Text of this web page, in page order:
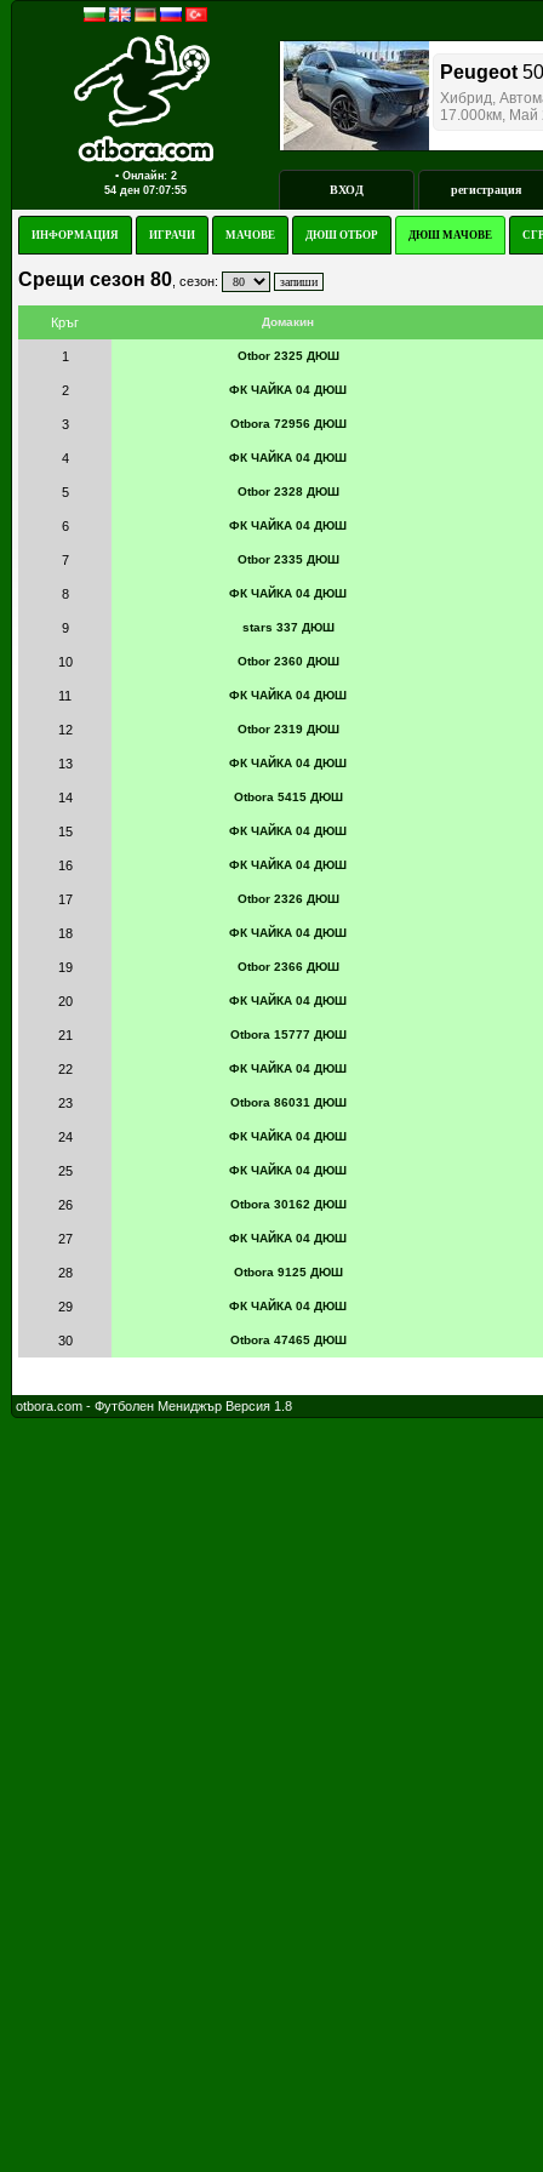
▪ Онлайн: 2
54 ден 07:07:55 ВХОД регистрация
ИНФОРМАЦИЯ ИГРАЧИ МАЧОВЕ ДЮШ ОТБОР ДЮШ МАЧОВЕ
Срещи сезон 80 , сезон:
Кръг Домакин
1 Otbor 2325 ДЮШ
2 ФК ЧАЙКА 04 ДЮШ
3 Otbora 72956 ДЮШ
4 ФК ЧАЙКА 04 ДЮШ
5 Otbor 2328 ДЮШ
6 ФК ЧАЙКА 04 ДЮШ
7 Otbor 2335 ДЮШ
8 ФК ЧАЙКА 04 ДЮШ
9 stars 337 ДЮШ
10 Otbor 2360 ДЮШ
11 ФК ЧАЙКА 04 ДЮШ
12 Otbor 2319 ДЮШ
13 ФК ЧАЙКА 04 ДЮШ
14 Otbora 5415 ДЮШ
15 ФК ЧАЙКА 04 ДЮШ
16 ФК ЧАЙКА 04 ДЮШ
17 Otbor 2326 ДЮШ
18 ФК ЧАЙКА 04 ДЮШ
19 Otbor 2366 ДЮШ
20 ФК ЧАЙКА 04 ДЮШ
21 Otbora 15777 ДЮШ
22 ФК ЧАЙКА 04 ДЮШ
23 Otbora 86031 ДЮШ
24 ФК ЧАЙКА 04 ДЮШ
25 ФК ЧАЙКА 04 ДЮШ
26 Otbora 30162 ДЮШ
27 ФК ЧАЙКА 04 ДЮШ
28 Otbora 9125 ДЮШ
29 ФК ЧАЙКА 04 ДЮШ
30 Otbora 47465 ДЮШ
otbora.com - Футболен Мениджър Версия 1.8